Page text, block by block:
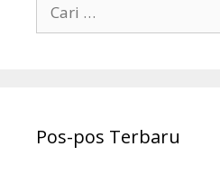
untuk:
Pos-pos Terbaru